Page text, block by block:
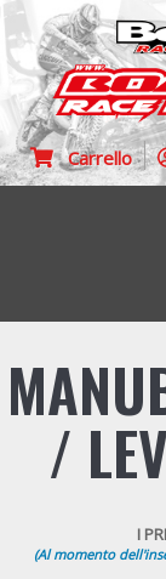
Carrello
/
I
(Al momento